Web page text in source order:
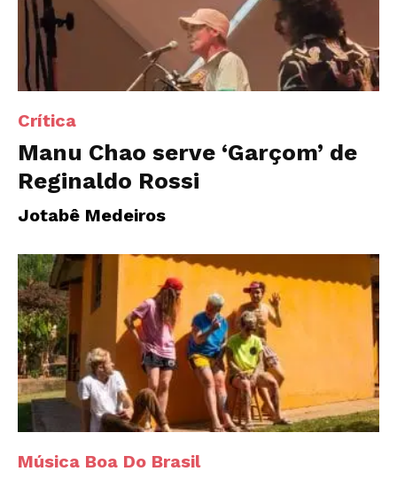
Crítica
Manu Chao serve ‘Garçom’ de
Reginaldo Rossi
Jotabê Medeiros
Música Boa Do Brasil